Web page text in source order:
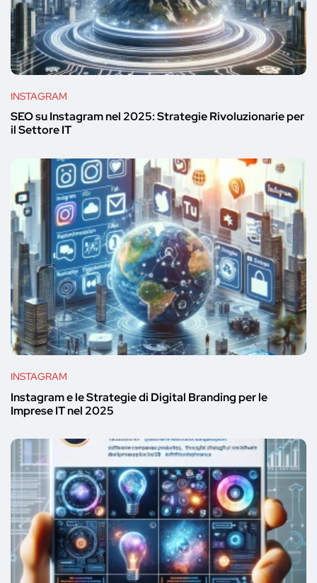
INSTAGRAM
SEO su Instagram nel 2025: Strategie Rivoluzionarie per
il Settore IT
INSTAGRAM
Instagram e le Strategie di Digital Branding per le
Imprese IT nel 2025